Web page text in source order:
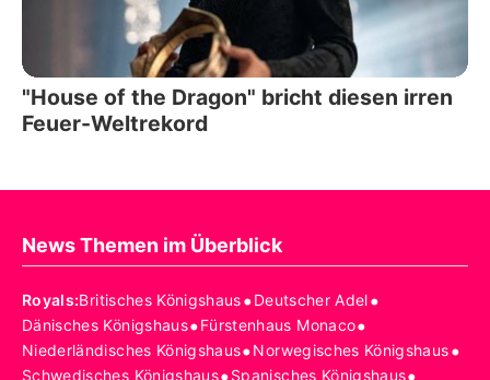
"House of the Dragon" bricht diesen irren
Feuer-Weltrekord
News Themen im Überblick
Royals:Britisches Königshaus•Deutscher Adel•
Dänisches Königshaus•Fürstenhaus Monaco•
Niederländisches Königshaus•Norwegisches Königshaus•
Schwedisches Königshaus Spanisches Königshaus